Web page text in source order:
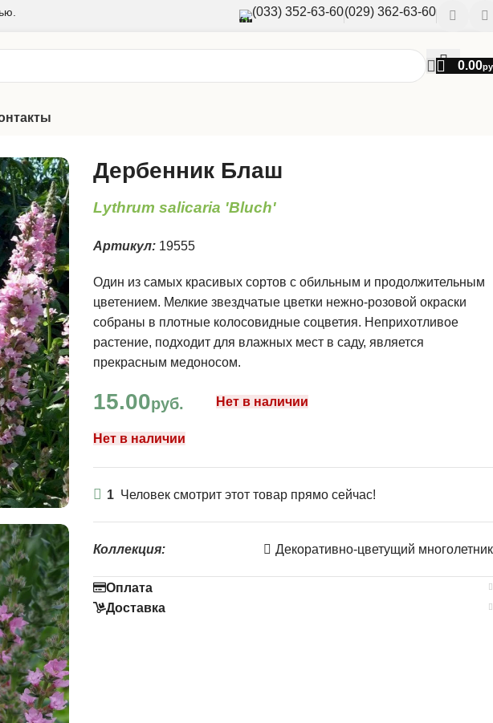
(033) 352-63-60(029) 362-63-60
0.00
Дербенник Блаш
Lythrum salicaria 'Bluch'
Артикул: 19555
Один из самых красивых сортов с обильным и продолжительным
цветением. Мелкие звездчатые цветки нежно-розовой окраски
собраны в плотные колосовидные соцветия. Неприхотливое
растение, подходит для влажных мест в саду, является
прекрасным медоносом.
15.00руб. Нет в наличии
Нет в наличии
1 Человек смотрит этот товар прямо сейчас!
Коллекция: Декоративно-цветущий многолетник
Оплата
Доставка